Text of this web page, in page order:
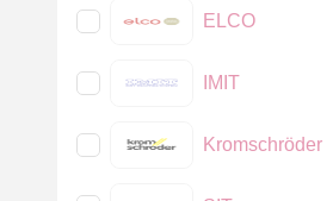
ELCO
IMIT
Kromschröder